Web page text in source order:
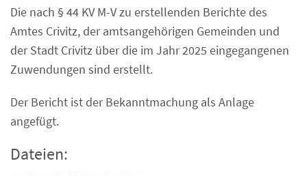
Die nach § 44 KV M-V zu erstellenden Berichte des
Amtes Crivitz, der amtsangehörigen Gemeinden und
der Stadt Crivitz über die im Jahr 2025 eingegangenen
Zuwendungen sind erstellt.
Der Bericht ist der Bekanntmachung als Anlage
angefügt.
Dateien: